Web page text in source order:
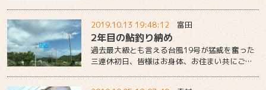
2019.10.13 19:48:12 富田
2年目の鮎釣り納め
過去最大級とも言える台風19号が猛威を奮った
三連休初日、皆様はお身体、お住まい共にご無